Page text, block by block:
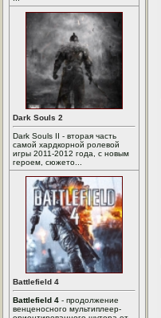
Dark Souls 2
Dark Souls II - вторая часть
самой хардкорной ролевой
игры 2011-2012 года, с новым
героем, сюжето...
Battlefield 4
Battlefield 4 - продолжение
венценосного мультиплеер-